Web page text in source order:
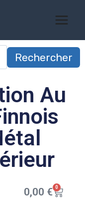
Rechercher
Au
0,00 € 0